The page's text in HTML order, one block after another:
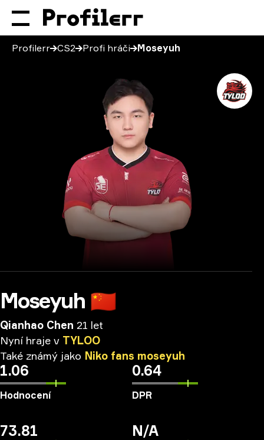
Profilerr CS2 Profi hráči Moseyuh
Moseyuh 🇨🇳
Qianhao Chen 21 let
Nyní hraje v TYLOO
Také známý jako Niko fans moseyuh
1.06
Hodnocení
0.64
DPR
73.81 N/A